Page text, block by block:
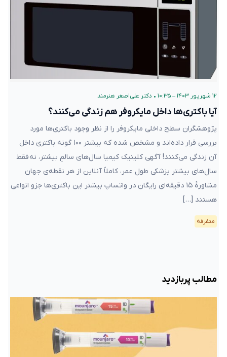
۱۲ شهریور ۱۴۰۳ – ۱۰:۳۵ • دکتر علی‌اصغر هنرمند
آیا باکتری‌ها داخل مایکروفر هم زندگی می‌کنند؟
پژوهشگران سطح داخلی مایکروفر را از نظر وجود باکتری‌‌ها مورد
بررسی قرار داده‌اند و مشخص شده که بیشتر ۱۰۰ گونه باکتری داخل
آن زندگی می‌کنند! آگهی کلینیک کیمیا سال‌های سالمِ بیشتر، نه فقط
سال‌های بیشتر پزشکی طول عمر، کاملاً آنلاین از هر نقطه‌ی جهان
مشاورهٔ ۱۵ دقیقه‌ای رایگان در واتساپ بیشتر این باکتری‌ها جزو انواعی
هستند […]
متفرقه
مطالب پربازدید